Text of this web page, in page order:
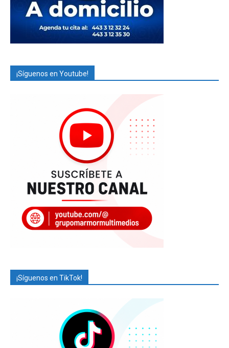
¡Síguenos en Youtube!
¡Síguenos en TikTok!